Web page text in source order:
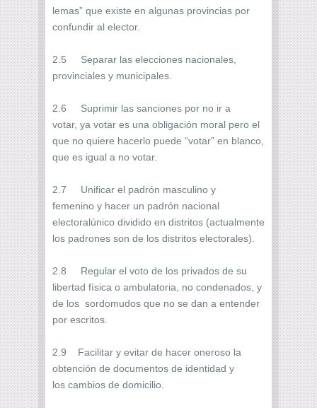
lemas” que existe en algunas provincias por
confundir al elector.
2.5 Separar las elecciones nacionales,
provinciales y municipales.
2.6 Suprimir las sanciones por no ir a
votar, ya votar es una obligación moral pero el
que no quiere hacerlo puede “votar” en blanco,
que es igual a no votar.
2.7 Unificar el padrón masculino y
femenino y hacer un padrón nacional
electoralúnico dividido en distritos (actualmente
los padrones son de los distritos electorales).
2.8 Regular el voto de los privados de su
libertad física o ambulatoria, no condenados, y
de los sordomudos que no se dan a entender
por escritos.
2.9 Facilitar y evitar de hacer oneroso la
obtención de documentos de identidad y
los cambios de domicilio.